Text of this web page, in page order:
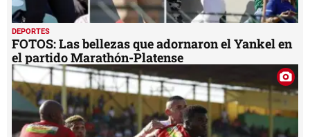
DEPORTES
FOTOS: Las bellezas que adornaron el Yankel en
el partido Marathón-Platense